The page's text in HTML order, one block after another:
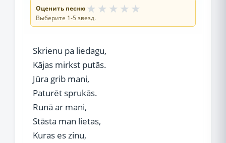
Оценить песню ★ ★ ★ ★ ★
Выберите 1-5 звезд.
Skrienu pa liedagu,
Kājas mirkst putās.
Jūra grib mani,
Paturēt sprukās.
Runā ar mani,
Stāsta man lietas,
Kuras es zinu,